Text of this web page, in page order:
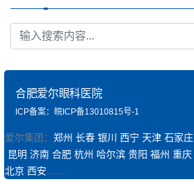
合肥爱尔眼科医院
ICP备案：皖ICP备13010815号-1
爱尔集团： 郑州 长春 银川 西宁 天津 石家庄
昆明 济南 合肥 杭州 哈尔滨 贵阳 福州 重庆
北京 西安